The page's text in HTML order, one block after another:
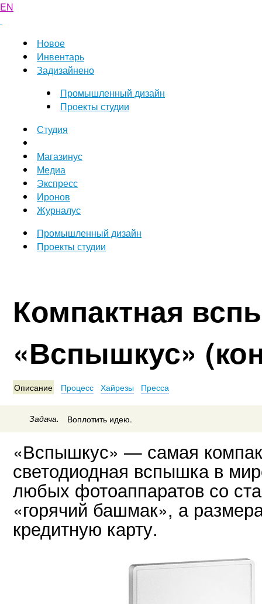
EN
Новое
Инвентарь
Задизайнено
Промышленный дизайн
Проекты студии
Студия
Магазинус
Медиа
Экспресс
Иронов
Журналус
Промышленный дизайн
Проекты студии
Компактная
«Вспышкус»
Описание Процесс Хайрезы Пресса
Задача. Воплотить идею.
«Вспышкус» — самая
светодиодная вспышка в
любых фотоаппаратов со
«горячий башмак», а
кредитную карту.